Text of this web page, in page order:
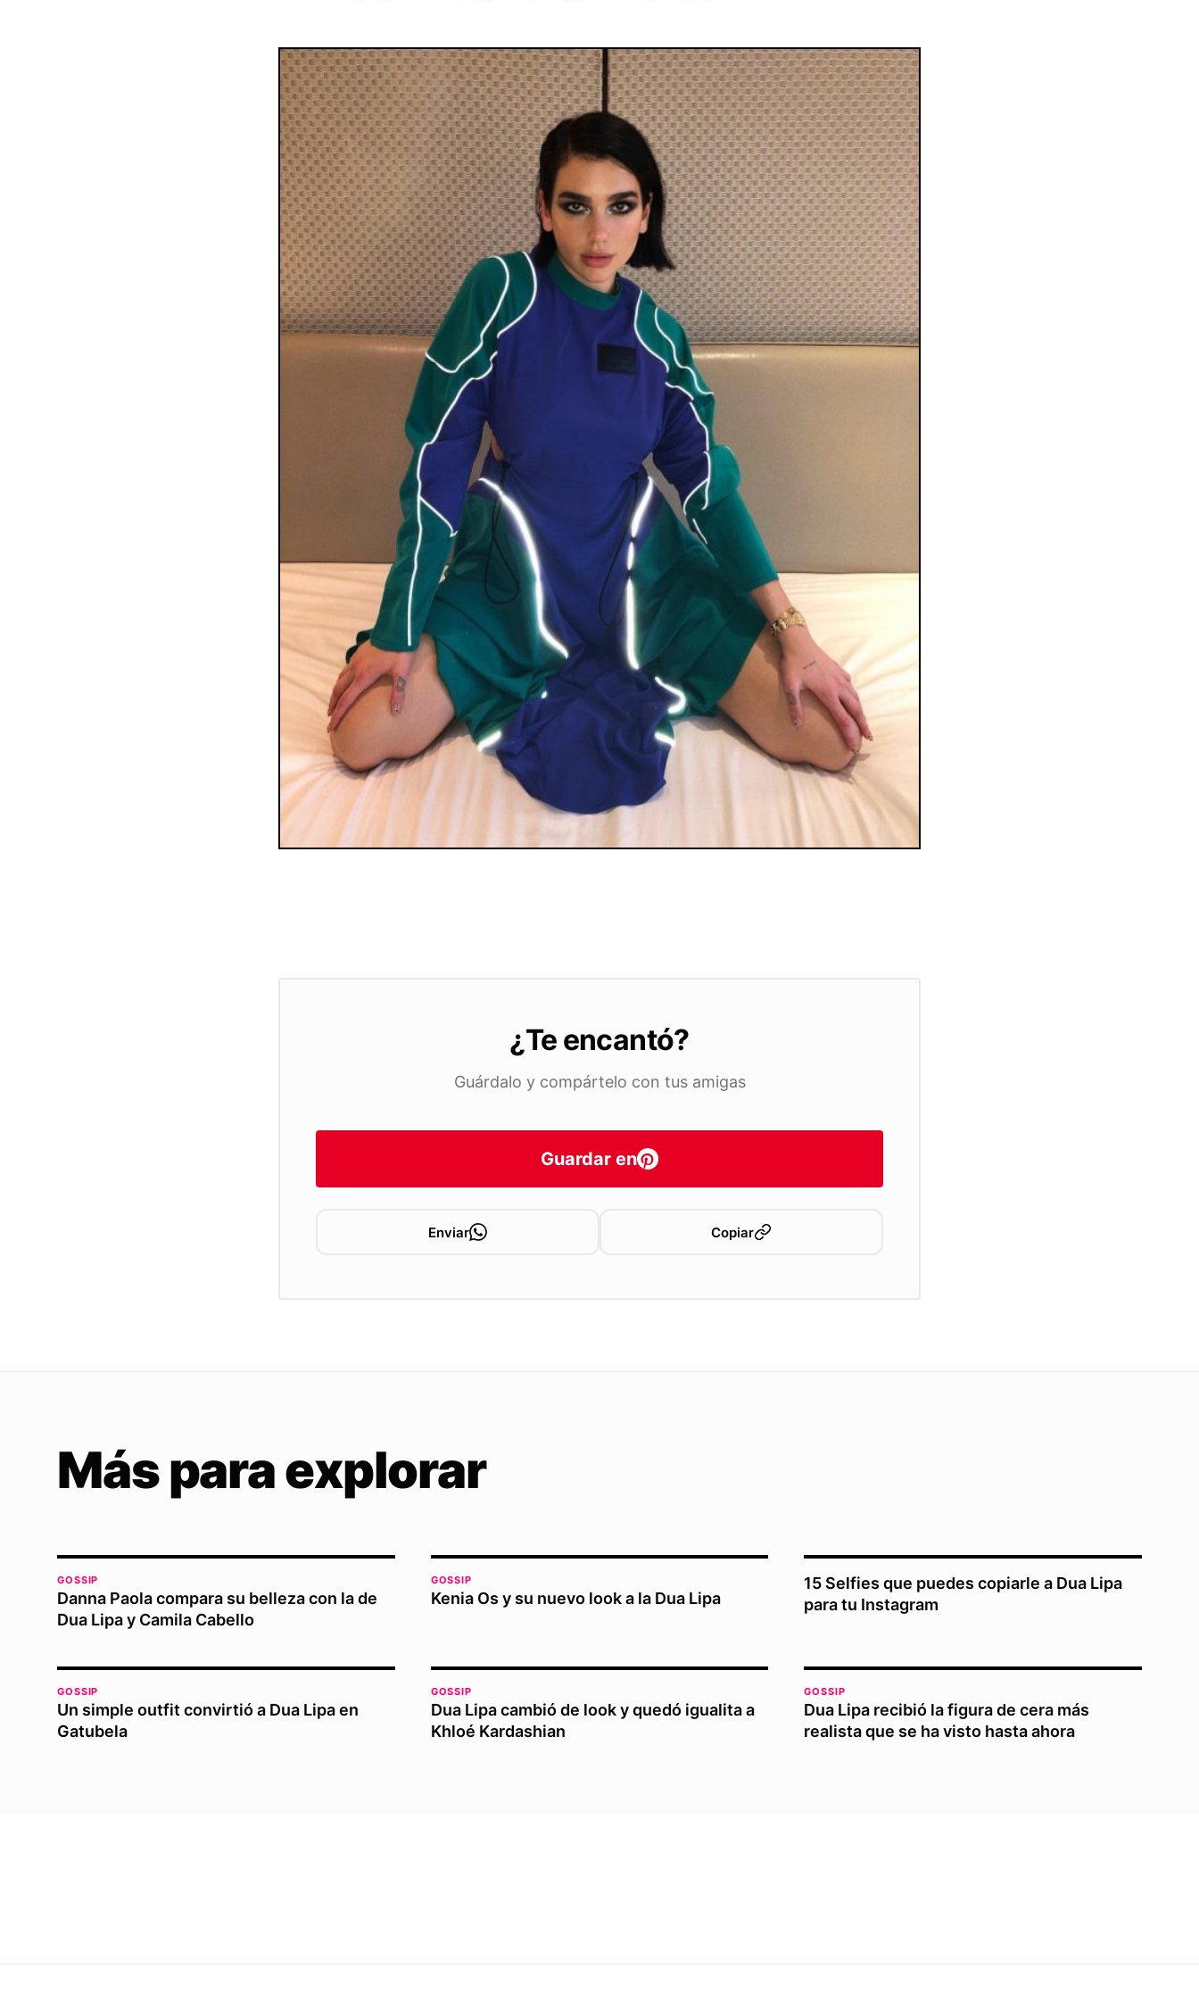
¿Te encantó?
Guárdalo y compártelo con tus amigas
Guardar en
Enviar Copiar
Más para explorar
GOSSIP
Danna Paola compara su belleza con la de
Dua Lipa y Camila Cabello
GOSSIP
Kenia Os y su nuevo look a la Dua Lipa
15 Selfies que puedes copiarle a Dua Lipa
para tu Instagram
GOSSIP
Un simple outfit convirtió a Dua Lipa en
Gatubela
GOSSIP
Dua Lipa cambió de look y quedó igualita a
Khloé Kardashian
GOSSIP
Dua Lipa recibió la figura de cera más
realista que se ha visto hasta ahora